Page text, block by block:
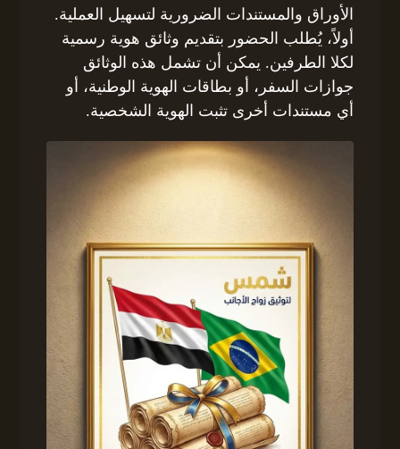
الأوراق والمستندات الضرورية لتسهيل العملية.
أولاً، يُطلب الحضور بتقديم وثائق هوية رسمية
لكلا الطرفين. يمكن أن تشمل هذه الوثائق
جوازات السفر، أو بطاقات الهوية الوطنية، أو
أي مستندات أخرى تثبت الهوية الشخصية.